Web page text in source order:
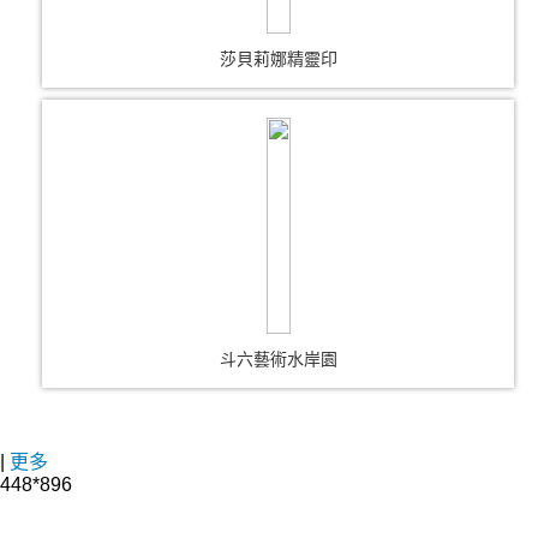
莎貝莉娜精靈印
斗六藝術水岸園
更多
448*896